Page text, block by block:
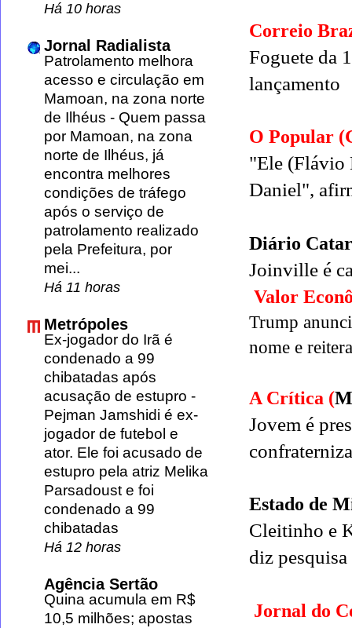
Correio
Foguete da
lançamento
O Popular
"Ele (Flávio
Daniel",
Diário
Joinville é
Valor
Trump
nome e
A Crítica (
Jovem é
Estado de
Cleitinho e
diz pesquisa
Jornal do
Há 10 horas
Jornal Radialista
Patrolamento melhora
acesso e circulação em
Mamoan, na zona norte
de Ilhéus - Quem passa
por Mamoan, na zona
norte de Ilhéus, já
encontra melhores
condições de tráfego
após o serviço de
patrolamento realizado
pela Prefeitura, por
mei...
Há 11 horas
Metrópoles
Ex-jogador do Irã é
condenado a 99
chibatadas após
acusação de estupro -
Pejman Jamshidi é ex-
jogador de futebol e
ator. Ele foi acusado de
estupro pela atriz Melika
Parsadoust e foi
condenado a 99
chibatadas
Há 12 horas
Agência Sertão
Quina acumula em R$
10,5 milhões; apostas